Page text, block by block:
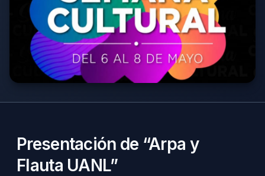
Presentación de “Arpa y
Flauta UANL”